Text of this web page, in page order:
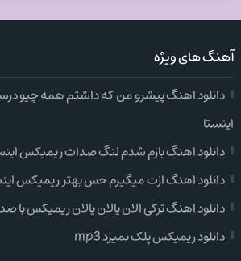
آهنگ های ویژه
دانلود اهنگ پیشرو من که داشتم همه چیو
اینستا
دانلود اهنگ بازم شدم لنگ صدات ریمیکس
دانلود اهنگ ازت میگیرم حس بهتر ریمیکس
دانلود اهنگ ترکی الان یالان یالان ریمیکس با
دانلود ریمیکس پلک نمیزد mp3